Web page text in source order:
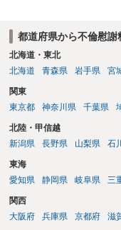
都道府県から不倫慰
北海道・東北
北海道
青森県 岩手県 宮
関東
東京都
神奈川県 千葉県
北陸・甲信越
新潟県
長野県 山梨県 石
東海
愛知県
静岡県 岐阜県 三
関西
大阪府
兵庫県 京都府 滋